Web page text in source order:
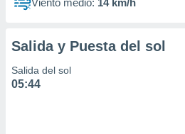
Viento medio: 14 km/h
Salida y Puesta del sol
Salida del sol
05:44